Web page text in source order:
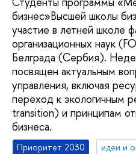
бизнес»Высшей школы
участие в летней школе
организационных наук
Белграда (Сербия).
посвящен актуальным
управления, включая
переход к экологичным
transition) и принципам
бизнеса.
Приоритет 2030
идеи и